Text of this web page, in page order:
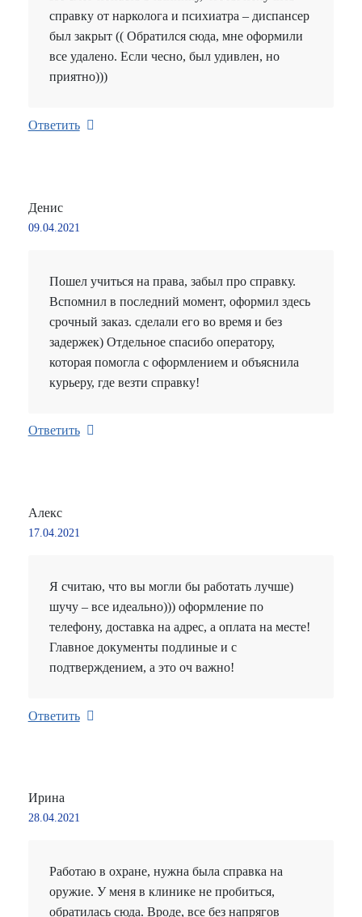
справку от нарколога и психиатра – диспансер
был закрыт (( Обратился сюда, мне оформили
все удалено. Если чесно, был удивлен, но
приятно)))
Ответить
Денис
09.04.2021
Пошел учиться на права, забыл про справку.
Вспомнил в последний момент, оформил здесь
срочный заказ. сделали его во время и без
задержек) Отдельное спасибо оператору,
которая помогла с оформлением и объяснила
курьеру, где везти справку!
Ответить
Алекс
17.04.2021
Я считаю, что вы могли бы работать лучше)
шучу – все идеально))) оформление по
телефону, доставка на адрес, а оплата на месте!
Главное документы подлиные и с
подтверждением, а это оч важно!
Ответить
Ирина
28.04.2021
Работаю в охране, нужна была справка на
оружие. У меня в клинике не пробиться,
обратилась сюда. Вроде, все без напрягов